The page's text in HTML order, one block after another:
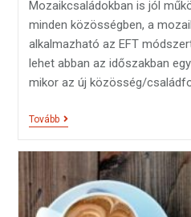
Mozaikcsaládokban is jól
minden közösségben, a
alkalmazható az EFT
lehet abban az időszakban
mikor az új közösség/
Tovább